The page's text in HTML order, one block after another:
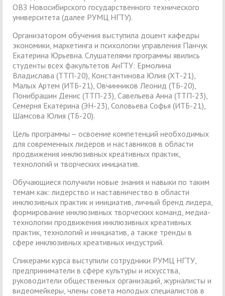
ОВЗ Новосибирского государственного технического
университета (далее РУМЦ НГТУ).
Организатором обучения выступила доцент кафедры
экономики, маркетинга и психологии управления Панчук
Екатерина Юрьевна. Слушателями программы явились
студенты всех факультетов АнГТУ: Ермолина
Владислава (ТТП-20), Константинова Юлия (ХТ-21),
Малых Артем (ИТБ-21), Овчинников Леонид (ТБ-20),
Понибрашин Денис (ТТП-23), Савельева Анна (ТТП-23),
Семерня Екатерина (ЭН-23), Соловьева Софья (ИТБ-21),
Шамсова Юлия (ТБ-20).
Цель программы – освоение компетенций необходимых
для современных лидеров и наставников в области
продвижения инклюзивных креативных практик,
технологий и творческих инициатив.
Обучающиеся получили новые знания и навыки по таким
темам как: лидерство и наставничество в области
инклюзивных практик и инициатив, личный бренд лидера,
формирование инклюзивных творческих команд, медиа-
технологии продвижения инклюзивных креативных
практик, технологий и инициатив, а также тренды в
сфере инклюзивных креативных индустрий.
Спикерами курса выступили сотрудники РУМЦ НГТУ,
предприниматели в сфере культуры и искусства,
руководители общественных организаций, журналисты и
видеомейкеры, члены совета молодых специалистов в